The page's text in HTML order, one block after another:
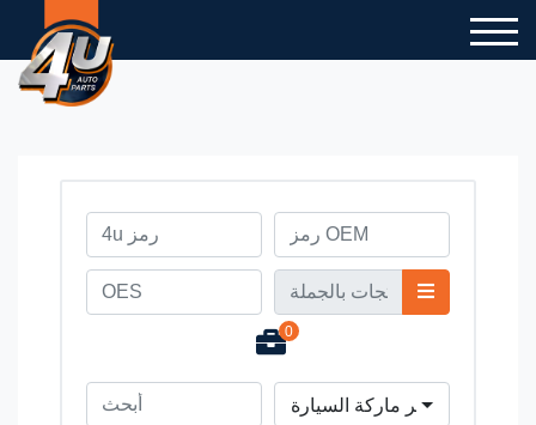
0
أختر ماركة السيارة